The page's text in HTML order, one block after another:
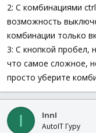
2: С комбинациями
возможность
комбинации только
3: С кнопкой пробел,
что самое сложное,
просто уберите
I InnI
AutoIT Гуру